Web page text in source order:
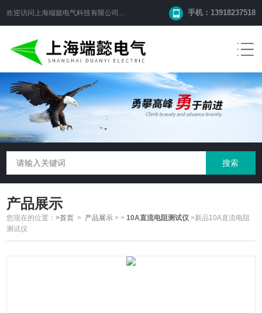
欢迎访问 上海端懿电气科技有限公司 网站！ 手机：13918237518
产品展示
您现在的位置：>首页 > 产品展示 >>10A直流电阻测试仪 >新品10A直流电阻
测试仪